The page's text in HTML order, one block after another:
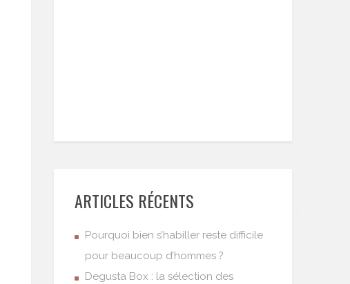
ARTICLES RÉCENTS
Pourquoi bien s’habiller reste difficile
pour beaucoup d’hommes ?
Degusta Box : la sélection des